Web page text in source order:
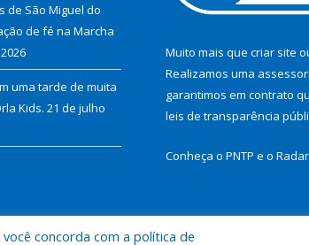
de São Miguel do
de fé na Marcha
uma tarde de muita
Kids. 21 de julho
Muito mais que criar site
Realizamos uma
garantimos em contrato
leis de transparência
Conheça o PNTP e o
concorda com a política de